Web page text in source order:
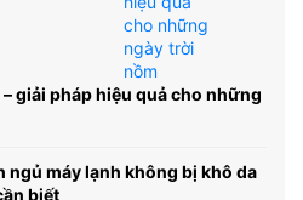
giải pháp hiệu quả cho những
ngủ máy lạnh không bị khô da
biết